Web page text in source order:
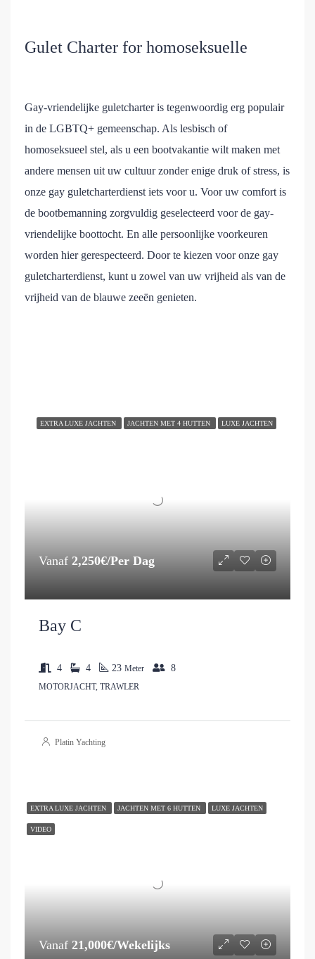
Gulet Charter for homoseksuelle
Gay-vriendelijke guletcharter is tegenwoordig erg populair
in de LGBTQ+ gemeenschap. Als lesbisch of
homoseksueel stel, als u een bootvakantie wilt maken met
andere mensen uit uw cultuur zonder enige druk of stress, is
onze gay guletcharterdienst iets voor u. Voor uw comfort is
de bootbemanning zorgvuldig geselecteerd voor de gay-
vriendelijke boottocht. En alle persoonlijke voorkeuren
worden hier gerespecteerd. Door te kiezen voor onze gay
guletcharterdienst, kunt u zowel van uw vrijheid als van de
vrijheid van de blauwe zeeën genieten.
EXTRA LUXE JACHTEN JACHTEN MET 4 HUTTEN LUXE JACHTEN
Vanaf 2,250€/Per Dag
Bay C
4 4 23 Meter 8
MOTORJACHT, TRAWLER
Platin Yachting
EXTRA LUXE JACHTEN JACHTEN MET 6 HUTTEN LUXE JACHTEN
VIDEO
Vanaf 21,000€/Wekelijks